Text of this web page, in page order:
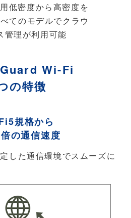
低密度から高密度を
てのモデルでクラウ
管理が利用可能
Wi-Fi
の特徴
規格から
の通信速度
した通信環境でスムーズに